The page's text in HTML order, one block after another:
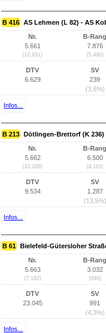
B 416 AS Lehmen (L 82) - AS
Nr.
5.661
(12.931)
B-Rang
7.876
(5.480)
DTV
6.629
SV
239
(3,6%)
Infos...
B 213 Dötlingen-Brettorf (K 236)
Nr.
5.662
(10.168)
B-Rang
6.500
(4.116)
DTV
9.534
SV
1.287
(13,5%)
Infos...
B 61 Bielefeld-Gütersloher
Nr.
5.663
(7.192)
B-Rang
3.032
(846)
DTV
23.045
SV
991
(4,3%)
Infos...